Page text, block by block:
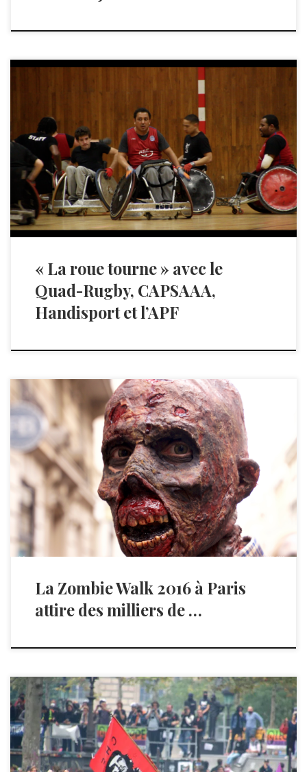
« La roue tourne » avec le
Quad-Rugby, CAPSAAA,
Handisport et l’APF
Des milliers de revenants se sont traînés sur le bitume […]
La Zombie Walk 2016 à Paris
attire des milliers de …
Dernière manifestation contre la loi El Khomri ? Le […]